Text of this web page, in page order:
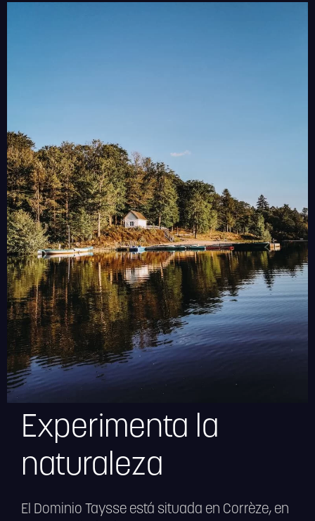
únicaen una
excepcional.
Experimenta la
naturaleza
El Dominio Taysse está situada en Corrèze, en